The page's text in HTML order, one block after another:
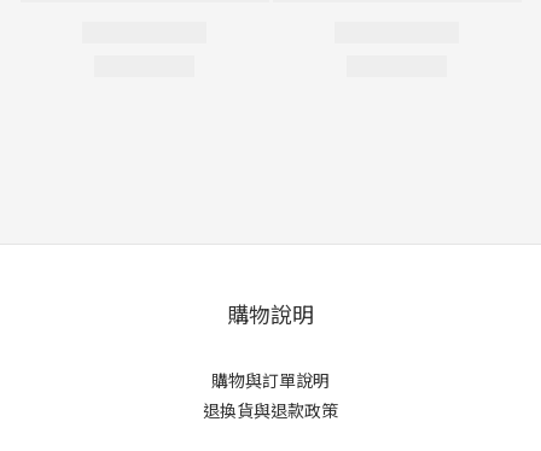
購物說明
購物與訂單說明
退換貨與退款政策